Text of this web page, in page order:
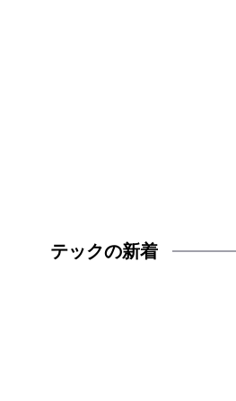
テックの新着